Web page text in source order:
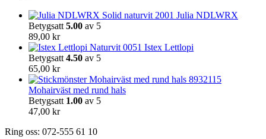
De
olika
kan
väljas
produktsidan
De
produktsidan
Julia NDLWRX
Betygsatt 5.00 av 5
89,00 kr
Istex Lettlopi
Betygsatt 4.50 av 5
65,00 kr
Mohairväst med rund hals
Betygsatt 1.00 av 5
47,00 kr
Ring oss: 072-555 61 10